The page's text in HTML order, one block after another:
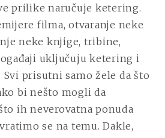
prilike naručuje ketering.
filma, otvaranje neke
neke knjige, tribine,
uključuju ketering i
prisutni samo žele da što
bi nešto mogli da
ih neverovatna ponuda
se na temu. Dakle,